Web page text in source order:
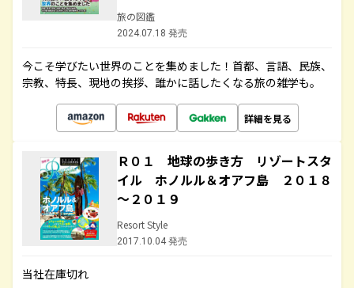
旅の図鑑
2024.07.18 発売
今こそ学びたい世界のことを集めました！首都、言語、民族、
宗教、特長、現地の挨拶、誰かに話したくなる旅の雑学も。
詳細を見る
Ｒ０１ 地球の歩き方 リゾートスタ
イル ホノルル＆オアフ島 ２０１８
～２０１９
Resort Style
2017.10.04 発売
当社在庫切れ